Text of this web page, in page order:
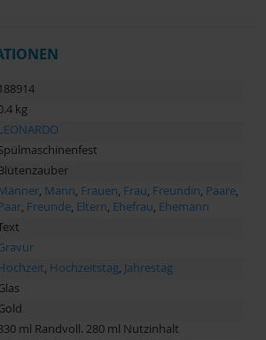
188914
kg
, Mann, Frauen, Frau, Freundin, Paare,
, Freunde, Eltern, Ehefrau, Ehemann
, Hochzeitstag, Jahrestag
ml Randvoll. 280 ml Nutzinhalt